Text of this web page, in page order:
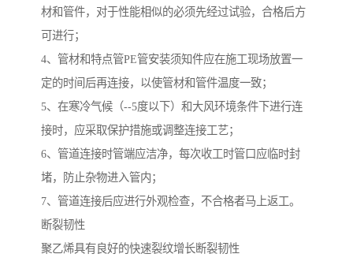
材和管件，对于性能相似的必须先经过试验，合格后方
可进行；
4、管材和特点管PE管安装须知件应在施工现场放置一
定的时间后再连接，以使管材和管件温度一致；
5、在寒冷气候（--5度以下）和大风环境条件下进行连
接时，应采取保护措施或调整连接工艺；
6、管道连接时管端应洁净，每次收工时管口应临时封
堵，防止杂物进入管内；
7、管道连接后应进行外观检查，不合格者马上返工。
断裂韧性
聚乙烯具有良好的快速裂纹增长断裂韧性